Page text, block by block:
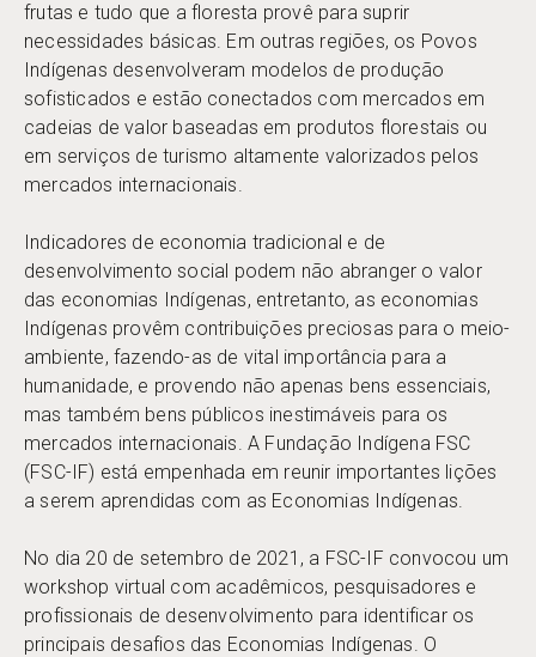
frutas e tudo que a floresta provê para suprir
necessidades básicas. Em outras regiões, os Povos
Indígenas desenvolveram modelos de produção
sofisticados e estão conectados com mercados em
cadeias de valor baseadas em produtos florestais ou
em serviços de turismo altamente valorizados pelos
mercados internacionais.
Indicadores de economia tradicional e de
desenvolvimento social podem não abranger o valor
das economias Indígenas, entretanto, as economias
Indígenas provêm contribuições preciosas para o meio-
ambiente, fazendo-as de vital importância para a
humanidade, e provendo não apenas bens essenciais,
mas também bens públicos inestimáveis para os
mercados internacionais. A Fundação Indígena FSC
(FSC-IF) está empenhada em reunir importantes lições
a serem aprendidas com as Economias Indígenas.
No dia 20 de setembro de 2021, a FSC-IF convocou um
workshop virtual com acadêmicos, pesquisadores e
profissionais de desenvolvimento para identificar os
principais desafios das Economias Indígenas. O